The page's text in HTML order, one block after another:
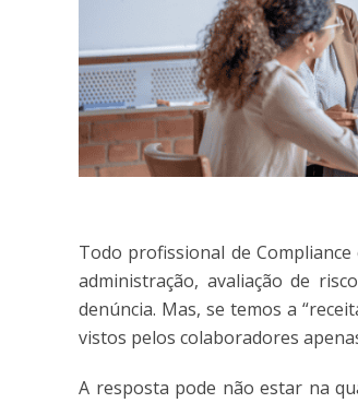
Todo profissional de
administração, avaliação de
denúncia. Mas, se temos a
vistos pelos colaboradores
A resposta pode não estar na